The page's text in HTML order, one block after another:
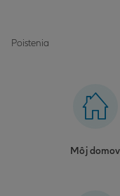
Poistenia
Môj domov